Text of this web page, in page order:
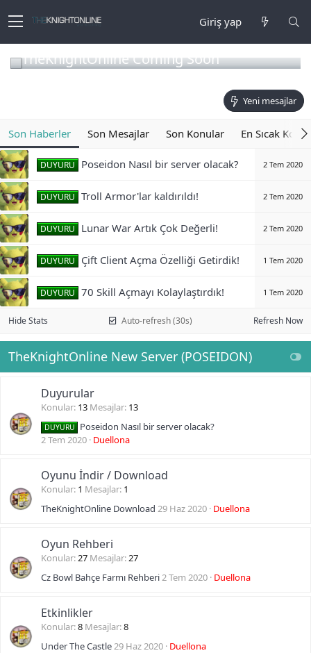
Giriş yap
TheKnightOnline Coming Soon
Yeni mesajlar
Son Haberler Son Mesajlar Son Konular En Sıcak
DUYURU Poseidon Nasıl bir server olacak? 2 Tem 2020
DUYURU Troll Armor'lar kaldırıldı! 2 Tem 2020
DUYURU Lunar War Artık Çok Değerli! 2 Tem 2020
DUYURU Çift Client Açma Özelliği Getirdik! 1 Tem 2020
DUYURU 70 Skill Açmayı Kolaylaştırdık! 1 Tem 2020
Auto-refresh (30s)
Hide Stats Refresh Now
TheKnightOnline New Server (POSEIDON)
Duyurular
Konular 13 Mesajlar 13
DUYURU Poseidon Nasıl bir server olacak?
2 Tem 2020 Duellona
Oyunu İndir / Download
Konular 1 Mesajlar 1
TheKnightOnline Download 29 Haz 2020 Duellona
Oyun Rehberi
Konular 27 Mesajlar 27
Cz Bowl Bahçe Farmı Rehberi2 Tem 2020 Duellona
Etkinlikler
Konular 8 Mesajlar 8
Under The Castle29 Haz 2020 Duellona